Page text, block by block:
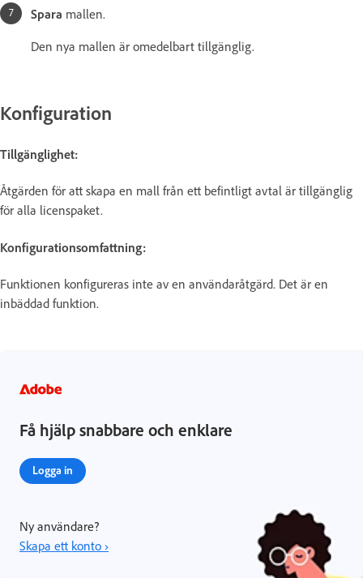
Spara mallen.
Den nya mallen är omedelbart tillgänglig.
Konfiguration
Tillgänglighet:
Åtgärden för att skapa en mall från ett befintligt avtal är tillgänglig
för alla licenspaket.
Konfigurationsomfattning:
Funktionen konfigureras inte av en användaråtgärd. Det är en
inbäddad funktion.
Få hjälp snabbare och enklare
Logga in
Ny användare?
Skapa ett konto ›